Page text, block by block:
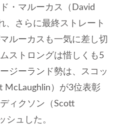
・マルーカス（David
、さらに最終ストレート
ルーカスも一気に差し切
ストロングは惜しくも5
ジーランド勢は、スコッ
McLaughlin）が3位表彰
ィクソン（Scott
シュした。